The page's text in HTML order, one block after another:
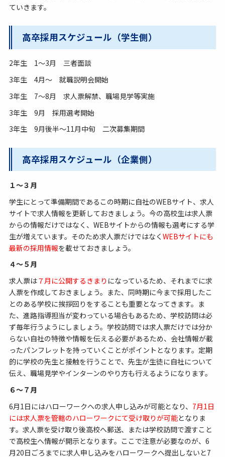
ていきます。
高卒採用スケジュール（学生側）
2年生 1～3月 三者面談
3年生 4月～ 就職説明会開始
3年生 7～8月 求人票解禁、職場見学等実施
3年生 9月 採用選考開始
3年生 9月後半～11月中旬 二次募集期間
高卒採用スケジュール（企業側）
１～３月
学生にとって準備期間であるこの時期に自社のWEBサイト、求人
サイトで求人情報を更新しておきましょう。今の高校生は求人票
からの情報だけではなく、WEBサイトからの情報も選考にする学
生が増えています。そのため求人票だけではなく WEBサイトにも
最新の採用情報を載せておきましょう。
４～５月
求人票は７月に公開するきまり になっているため、それまでに求
人票を作成しておきましょう。また、同時期に今まで採用したこ
とのある学校に挨拶回りをすることも重要となってきます。ま
た、進路指導担当が変わっている場合もあるため、学校訪問は必
ず毎年行うようにしましょう。学校訪問では求人票だけでは分か
らない自社の特徴や情報を伝える必要があるため、会社情報が載
ったパンフレットを持っていくことがポイントとなります。定期
的に学校の先生と接触を行うことで、先生が生徒に自社について
伝え、職場見学やインターンのやり方も行えるようになります。
６～７月
6月1日にはハローワークへの求人申し込みが可能となり、 7月1日
には求人票を管轄のハローワークにて受け取りが可能となりま
す。求人票を受け取り後高校へ郵送、または学校訪問で渡すこと
で高校生へ情報が開示となります。ここで注意が必要なのが、6
月20日ごろまでに求人申し込みをハローワークへ提出しないと7